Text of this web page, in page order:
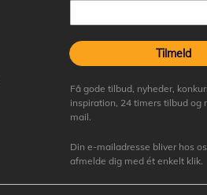
Tilmeld
Få gode tilbud, nyheder,
inspiration, 24 timers tilbud og
mail.
Din e-mailadresse bliver hos
afmelde dig med ét enkelt klik.